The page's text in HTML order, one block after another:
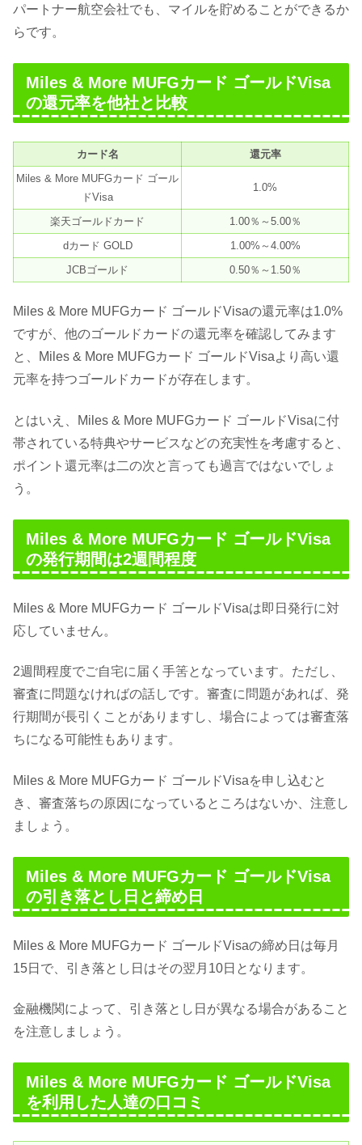
パートナー航空会社でも、マイルを貯めることができるか
らです。
Miles & More MUFGカード ゴールドVisa
の還元率を他社と比較
カード名
還元率
Miles & More MUFGカード ゴール
ドVisa
1.0%
楽天ゴールドカード
1.00％～5.00％
dカード GOLD
1.00%～4.00%
JCBゴールド
0.50％～1.50％
Miles & More MUFGカード ゴールドVisaの還元率は1.0%
ですが、他のゴールドカードの還元率を確認してみます
と、Miles & More MUFGカード ゴールドVisaより高い還
元率を持つゴールドカードが存在します。
とはいえ、Miles & More MUFGカード ゴールドVisaに付
帯されている特典やサービスなどの充実性を考慮すると、
ポイント還元率は二の次と言っても過言ではないでしょ
う。
Miles & More MUFGカード ゴールドVisa
の発行期間は2週間程度
Miles & More MUFGカード ゴールドVisaは即日発行に対
応していません。
2週間程度でご自宅に届く手筈となっています。ただし、
審査に問題なければの話しです。審査に問題があれば、発
行期間が長引くことがありますし、場合によっては審査落
ちになる可能性もあります。
Miles & More MUFGカード ゴールドVisaを申し込むと
き、審査落ちの原因になっているところはないか、注意し
ましょう。
Miles & More MUFGカード ゴールドVisa
の引き落とし日と締め日
Miles & More MUFGカード ゴールドVisaの締め日は毎月
15日で、引き落とし日はその翌月10日となります。
金融機関によって、引き落とし日が異なる場合があること
を注意しましょう。
Miles & More MUFGカード ゴールドVisa
を利用した人達の口コミ